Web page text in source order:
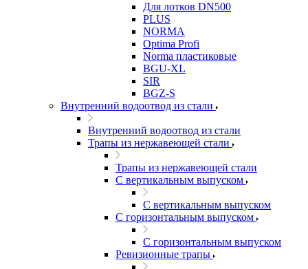
Для лотков DN500
PLUS
NORMA
Optima Profi
Norma пластиковые
BGU-XL
SIR
BGZ-S
Внутренний водоотвод из стали
Внутренний водоотвод из стали
Трапы из нержавеющей стали
Трапы из нержавеющей стали
С вертикальным выпуском
С вертикальным выпуском
С горизонтальным выпуском
С горизонтальным выпуском
Ревизионные трапы